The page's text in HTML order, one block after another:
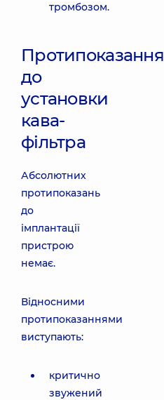
тромбозом.
Протипоказання
до
установки
кава-
фільтра
Абсолютних
протипоказань
до
імплантації
пристрою
немає.
Відносними
протипоказаннями
виступають:
критично
звужений